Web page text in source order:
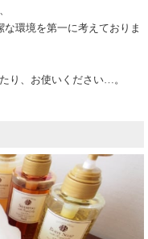
環境を第一に考えておりま
り、お使いください…。